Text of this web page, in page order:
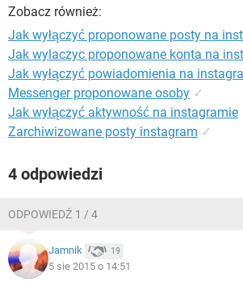
WINDOWS 10
Zobacz również:
Jak wyłączyć proponowane posty na
Jak wylaczyc proponowane konta na
Jak wyłączyć powiadomienia na
Messenger proponowane osoby ✓
Jak wyłączyć aktywność na instagramie
Zarchiwizowane posty instagram ✓
4 odpowiedzi
ODPOWIEDŹ 1 / 4
Jamnik 19
5 sie 2015 o 14:51